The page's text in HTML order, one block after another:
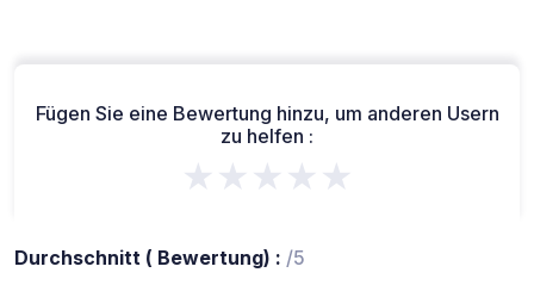
Fügen Sie eine Bewertung hinzu, um anderen Usern
zu helfen :
★★★★★
Durchschnitt ( Bewertung) : /5